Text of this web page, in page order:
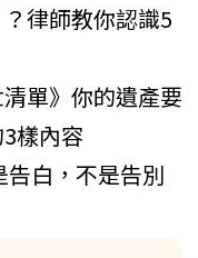
律師教你認識5
單》你的遺產要
樣內容
白，不是告別